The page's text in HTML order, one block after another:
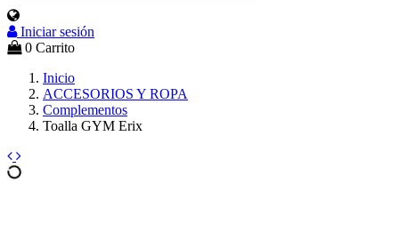
Iniciar sesión
0 Carrito
Inicio
ACCESORIOS Y ROPA
Complementos
Toalla GYM Erix